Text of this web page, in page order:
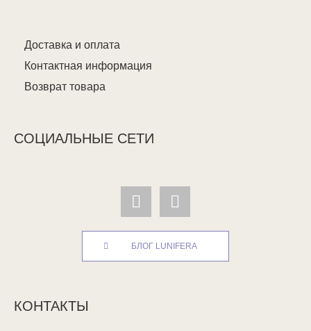
Доставка и оплата
Контактная информация
Возврат товара
СОЦИАЛЬНЫЕ СЕТИ
БЛОГ LUNIFERA
КОНТАКТЫ